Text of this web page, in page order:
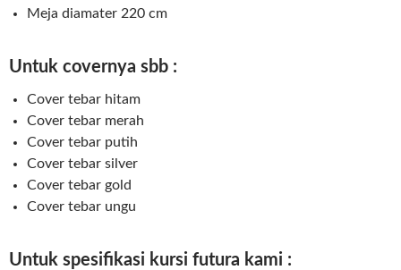
Meja diamater 220 cm
Untuk covernya sbb :
Cover tebar hitam
Cover tebar merah
Cover tebar putih
Cover tebar silver
Cover tebar gold
Cover tebar ungu
Untuk spesifikasi kursi futura kami :